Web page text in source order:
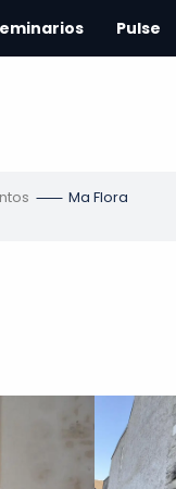
Pulse
Ma Flora